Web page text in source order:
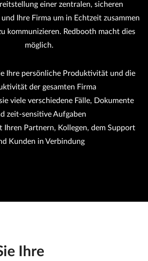
einer zentralen, sicheren
Ihre Firma um in Echtzeit zusammen
kommunizieren. Redbooth macht dies
möglich.
Ihre persönliche Produktivität und die
der gesamten Firma
viele verschiedene Fälle, Dokumente
zeit-sensitive Aufgaben
Ihren Partnern, Kollegen, dem Support
Kunden in Verbindung
Ihre